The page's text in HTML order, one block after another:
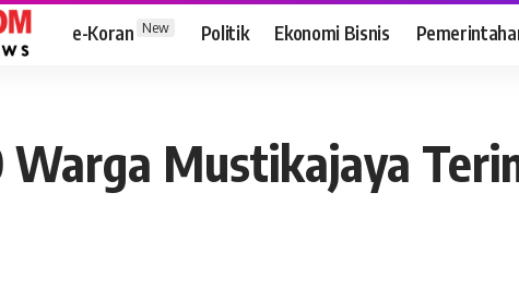
e-Koran New Politik Ekonomi Bisnis
Warga Mustikajaya